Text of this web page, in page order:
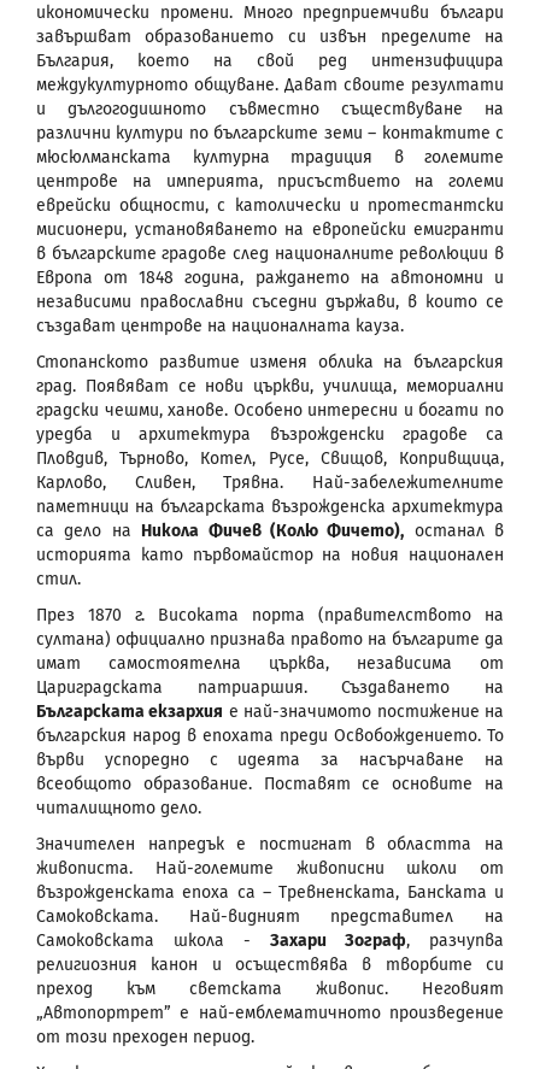
икономически прoмени. Много предприемчиви българи
завършват образованието си извън пределите на
България, което на свой ред интензифицира
междукултурното общуване. Дават своите резултати
и дългогодишното съвместно съществуване на
различни култури по българските земи – контактите с
мюсюлманската културна традиция в големите
центрове на империята, присъствието на големи
еврейски общности, с католически и протестантски
мисионери, установяването на европейски емигранти
в българските градове след националните революции в
Европа от 1848 година, раждането на автономни и
независими православни съседни държави, в които се
създават центрове на националната кауза.
Стопанското развитие изменя облика на българския
град. Появяват се нови църкви, училища, мемориални
градски чешми, ханове. Особено интересни и богати по
уредба и архитектура възрожденски градове са
Пловдив, Търново, Котел, Русе, Свищов, Копривщица,
Карлово, Сливен, Трявна. Най-забележителните
паметници на българската възрожденска архитектура
са дело на Никола Фичев (Колю Фичето), останал в
историята като първомайстор на новия национален
стил.
През 1870 г. Високата порта (правителството на
султана) официално признава правото на българите да
имат самостоятелна църква, независима от
Цариградската патриаршия. Създаването на
Българската екзархия е най-значимото постижение на
българския народ в епохата преди Освобождението. То
върви успоредно с идеята за насърчаване на
всеобщото образование. Поставят се основите на
читалищното дело.
Значителен напредък е постигнат в областта на
живописта. Най-големите живописни школи от
възрожденската епоха са – Тревненската, Банската и
Самоковската. Най-видният представител на
Самоковската школа - Захари Зограф, разчупва
религиозния канон и осъществява в творбите си
преход към светската живопис. Неговият
„Автопортрет” е най-емблематичното произведение
от този преходен период.